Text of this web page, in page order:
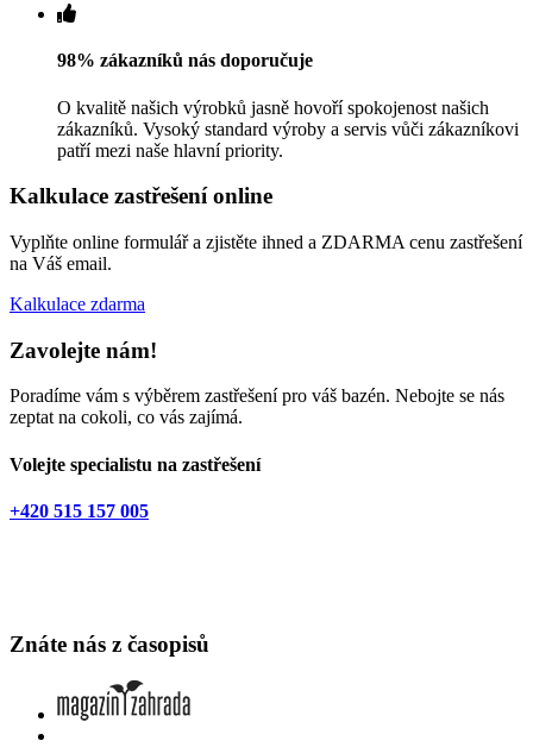
98% zákazníků nás doporučuje
O kvalitě našich výrobků jasně hovoří spokojenost našich
zákazníků. Vysoký standard výroby a servis vůči zákazníkovi
patří mezi naše hlavní priority.
Kalkulace zastřešení online
Vyplňte online formulář a zjistěte ihned a ZDARMA cenu zastřešení
na Váš email.
Kalkulace zdarma
Zavolejte nám!
Poradíme vám s výběrem zastřešení pro váš bazén. Nebojte se nás
zeptat na cokoli, co vás zajímá.
Volejte specialistu na zastřešení
+420 515 157 005
Znáte nás z časopisů